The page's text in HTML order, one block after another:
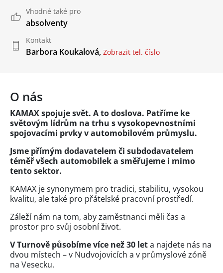
Vhodné také pro
absolventy
Kontakt
Barbora Koukalová, Zobrazit tel. číslo
O nás
KAMAX spojuje svět. A to doslova. Patříme ke
světovým lídrům na trhu s vysokopevnostními
spojovacími prvky v automobilovém průmyslu.
Jsme přímým dodavatelem či subdodavatelem
téměř všech automobilek a směřujeme i mimo
tento sektor.
KAMAX je synonymem pro tradici, stabilitu, vysokou
kvalitu, ale také pro přátelské pracovní prostředí.
Záleží nám na tom, aby zaměstnanci měli čas a
prostor pro svůj osobní život.
V Turnově působíme více než 30 leta najdete nás na
dvou místech – v Nudvojovicích a v průmyslové zóně
na Vesecku.